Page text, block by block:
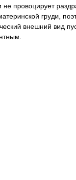
не провоцирует
груди,
внешний вид